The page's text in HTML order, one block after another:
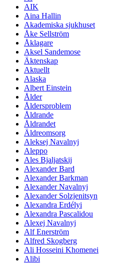
AIK
Aina Hallin
Akademiska sjukhuset
Åke Sellström
Åklagare
Aksel Sandemose
Äktenskap
Aktuellt
Alaska
Albert Einstein
Ålder
Åldersproblem
Åldrande
Åldrandet
Äldreomsorg
Aleksej Navalnyj
Aleppo
Ales Bjaljatskij
Alexander Bard
Alexander Barkman
Alexander Navalnyj
Alexander Solzjenitsyn
Alexandra Erdélyi
Alexandra Pascalidou
Alexej Navalnyj
Alf Enerström
Alfred Skogberg
Ali Hosseini Khomenei
Alibi